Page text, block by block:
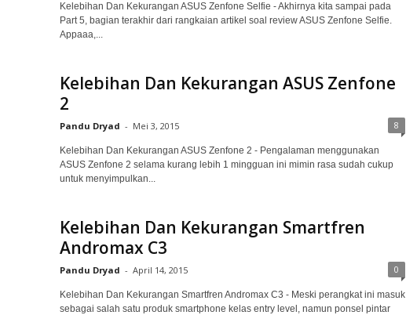
Kelebihan Dan Kekurangan ASUS Zenfone Selfie - Akhirnya kita sampai pada
Part 5, bagian terakhir dari rangkaian artikel soal review ASUS Zenfone Selfie.
Appaaa,...
Kelebihan Dan Kekurangan ASUS Zenfone
2
Pandu Dryad - Mei 3, 2015 8
Kelebihan Dan Kekurangan ASUS Zenfone 2 - Pengalaman menggunakan
ASUS Zenfone 2 selama kurang lebih 1 mingguan ini mimin rasa sudah cukup
untuk menyimpulkan...
Kelebihan Dan Kekurangan Smartfren
Andromax C3
Pandu Dryad - April 14, 2015 0
Kelebihan Dan Kekurangan Smartfren Andromax C3 - Meski perangkat ini masuk
sebagai salah satu produk smartphone kelas entry level, namun ponsel pintar